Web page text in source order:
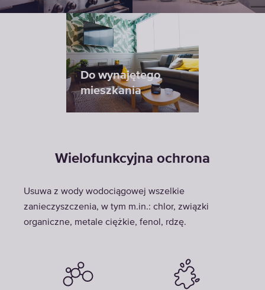
Do wynajętego
mieszkania
Wielofunkcyjna ochrona
Usuwa z wody wodociągowej wszelkie
zanieczyszczenia, w tym m.in.: chlor, związki
organiczne, metale ciężkie, fenol, rdzę.